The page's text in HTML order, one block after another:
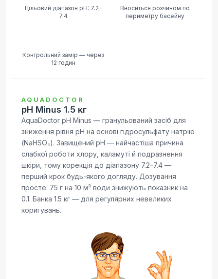
Цільовий діапазон pH: 7.2–
7.4
Вноситься розчином по
периметру басейну
Контрольний замір — через
12 годин
AQUADOCTOR
pH Minus 1.5 кг
AquaDoctor pH Minus — гранульований засіб для
зниження рівня pH на основі гідросульфату натрію
(NaHSO₄). Завищений pH — найчастіша причина
слабкої роботи хлору, каламуті й подразнення
шкіри, тому корекція до діапазону 7.2–7.4 —
перший крок будь-якого догляду. Дозування
просте: 75 г на 10 м³ води знижують показник на
0.1. Банка 1.5 кг — для регулярних невеликих
коригувань.